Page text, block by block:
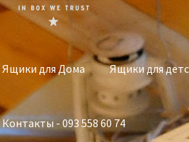
Ящики для Дома Ящики для
Контакты - 093 558 60 74